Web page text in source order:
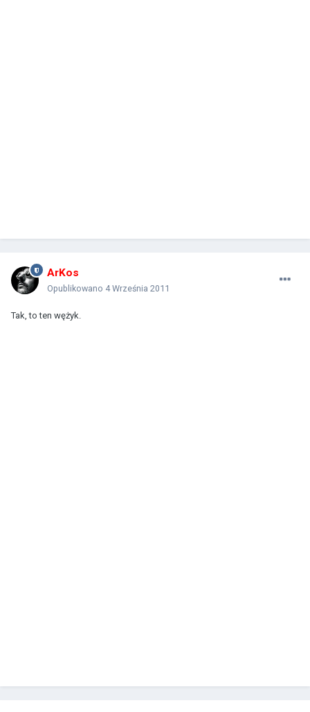
ArKos
Opublikowano 4 Września 2011
Tak, to ten wężyk.